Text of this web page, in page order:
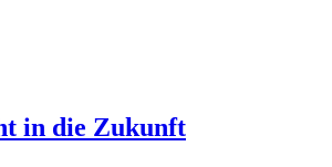
in die Zukunft